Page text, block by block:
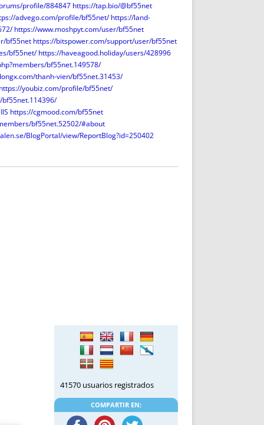
profile/884847 https://tap.bio/@bf55net
advego.com/profile/bf55net/ https://land-
https://www.moshpyt.com/user/bf55net
bf55net https://bitspower.com/support/user/bf55net
bf55net/ https://haveagood.holiday/users/428996
bf55net.149578/
thanh-vien/bf55net.31453/
youbiz.com/profile/bf55net/
https://cgmood.com/bf55net
bf55net.52502/#about
BlogPortal/view/ReportBlog?id=250402
41570 usuarios registrados
COMPARTIR EN: